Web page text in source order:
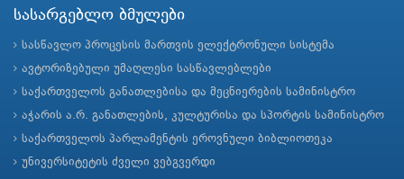
სასარგებლო ბმულები
სასწავლო პროცესის მართვის ელექტრონული სისტემა
ავტორიზებული უმაღლესი სასწავლებლები
საქართველოს განათლებისა და მეცნიერების სამინისტრო
აჭარის ა.რ. განათლების, კულტურისა და სპორტის სამინისტრო
საქართველოს პარლამენტის ეროვნული ბიბლიოთეკა
უნივერსიტეტის ძველი ვებგვერდი